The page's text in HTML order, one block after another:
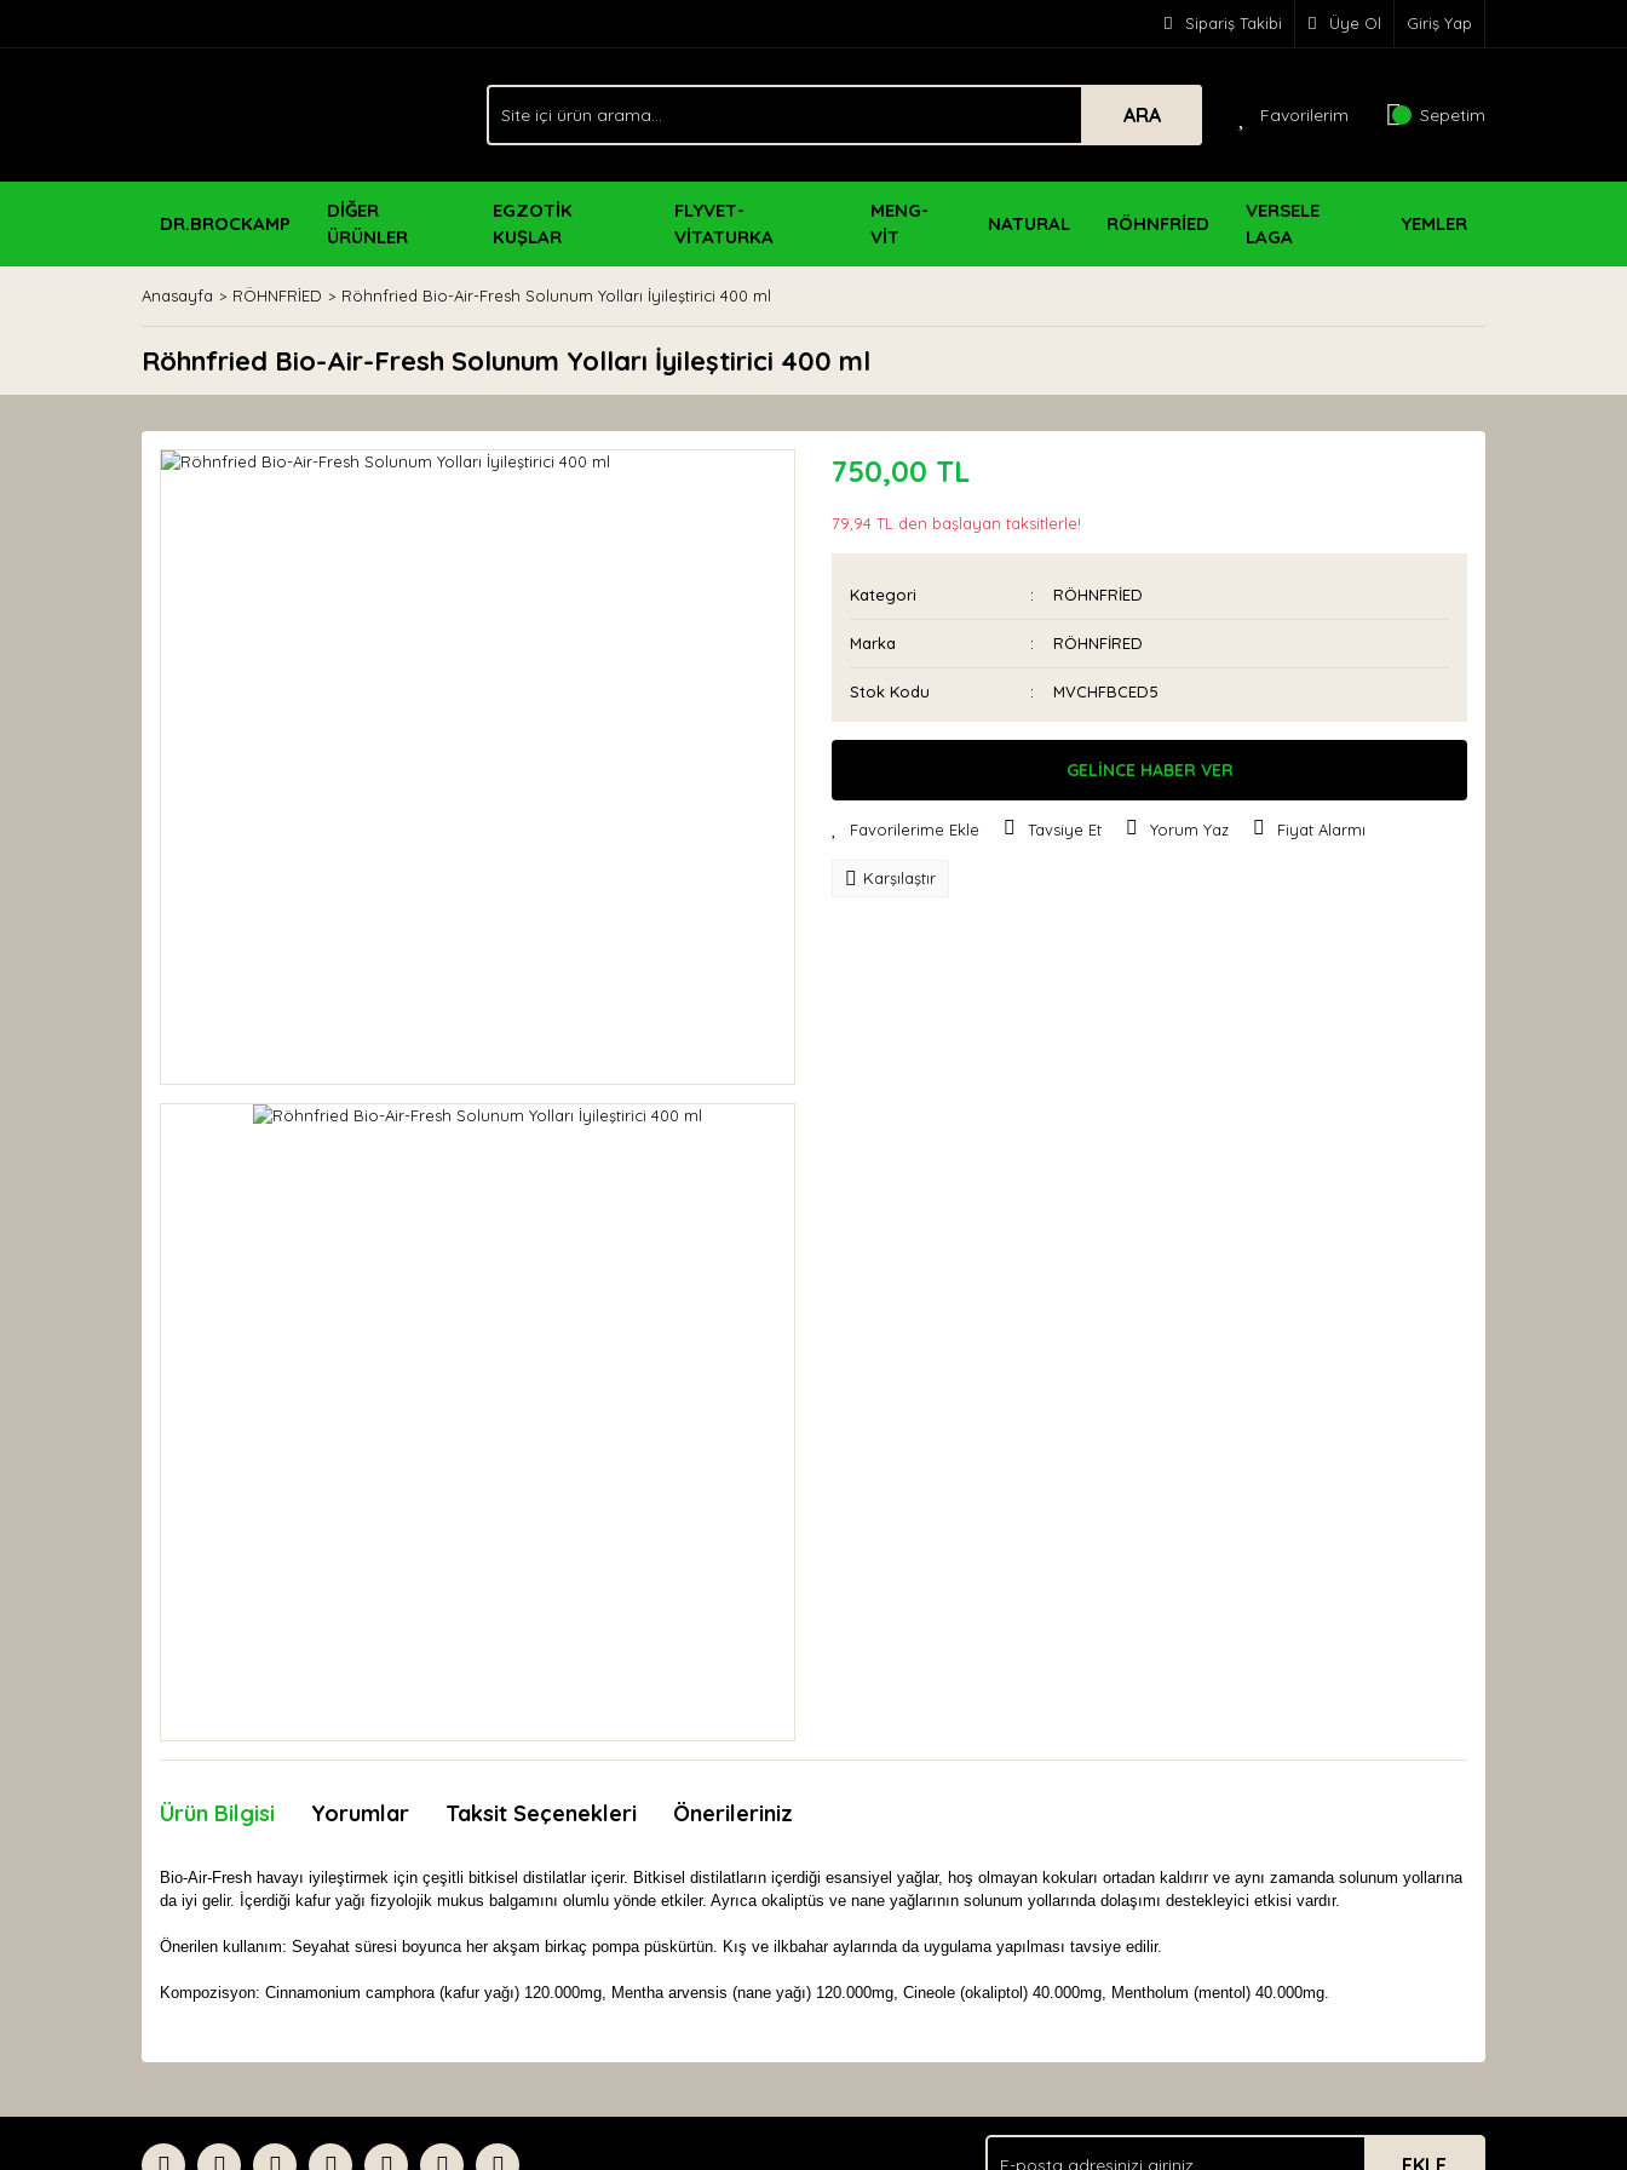
Sipariş Takibi Üye Ol Giriş Yap
ARA Favorilerim Sepetim
DR.BROCKAMP
DİĞER
ÜRÜNLER
EGZOTİK
KUŞLAR
FLYVET-
VİTATURKA
MENG-
VİT
NATURAL RÖHNFRİED
VERSELE
LAGA
YEMLER
Anasayfa RÖHNFRİED Röhnfried Bio-Air-Fresh Solunum Yolları İyileştirici 400 ml
Röhnfried Bio-Air-Fresh Solunum Yolları İyileştirici 400 ml
750,00 TL
79,94 TL den başlayan taksitlerle!
Kategori RÖHNFRİED
Marka RÖHNFİRED
Stok Kodu MVCHFBCED5
GELİNCE HABER VER
Tavsiye Et Yorum Yaz Fiyat Alarmı
Karşılaştır
Ürün Bilgisi Yorumlar Taksit Seçenekleri Önerileriniz
Bio-Air-Fresh havayı iyileştirmek için çeşitli bitkisel distilatlar içerir. Bitkisel distilatların içerdiği esansiyel yağlar, hoş olmayan kokuları ortadan kaldırır ve aynı zamanda solunum yollarına
da iyi gelir. İçerdiği kafur yağı fizyolojik mukus balgamını olumlu yönde etkiler. Ayrıca okaliptüs ve nane yağlarının solunum yollarında dolaşımı destekleyici etkisi vardır.
Önerilen kullanım: Seyahat süresi boyunca her akşam birkaç pompa püskürtün. Kış ve ilkbahar aylarında da uygulama yapılması tavsiye edilir.
Kompozisyon: Cinnamonium camphora (kafur yağı) 120.000mg, Mentha arvensis (nane yağı) 120.000mg, Cineole (okaliptol) 40.000mg, Mentholum (mentol) 40.000mg.
EKLE